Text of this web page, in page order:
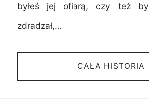
byłeś jej ofiarą, czy też
zdradzał,…
CAŁA HISTORIA